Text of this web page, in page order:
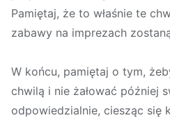
Pamiętaj, że to właśnie te
zabawy na imprezach
W końcu, pamiętaj o tym,
chwilą i nie żałować później
odpowiedzialnie, ciesząc się